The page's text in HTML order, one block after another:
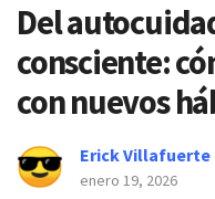
Del
consciente:
con nuevos
Erick Villafuerte
enero 19, 2026